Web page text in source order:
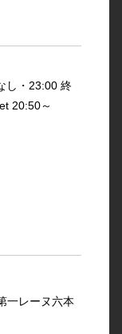
し・23:00 終
20:50～
一レーヌ六本